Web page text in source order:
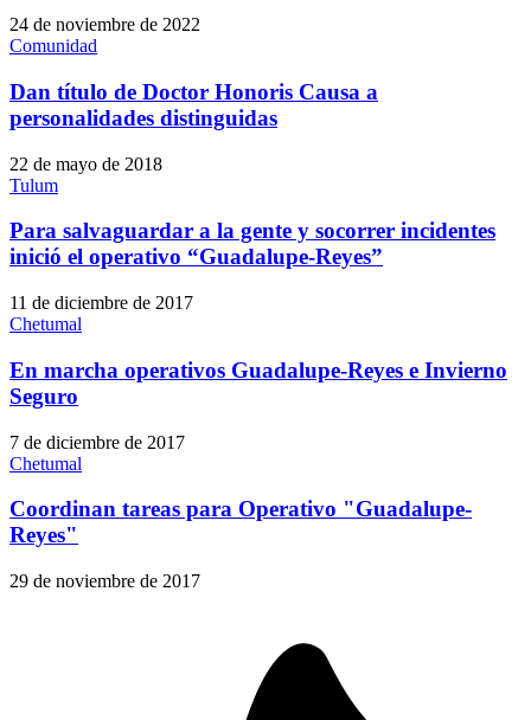
24 de noviembre de 2022
Comunidad
Dan título de Doctor Honoris Causa a
personalidades distinguidas
22 de mayo de 2018
Tulum
Para salvaguardar a la gente y socorrer incidentes
inició el operativo “Guadalupe-Reyes”
11 de diciembre de 2017
Chetumal
En marcha operativos Guadalupe-Reyes e Invierno
Seguro
7 de diciembre de 2017
Chetumal
Coordinan tareas para Operativo "Guadalupe-
Reyes"
29 de noviembre de 2017